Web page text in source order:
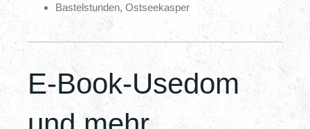
Bastelstunden, Ostseekasper
E-Book-Usedom